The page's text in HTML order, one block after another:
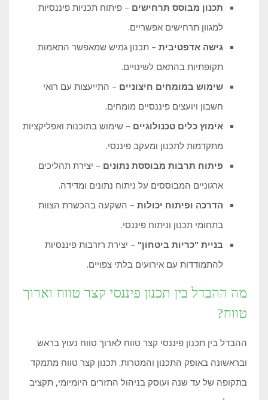
תכנון מבוסס תרחישים – פיתוח תכניות פיננסיות
למגוון תרחישים אפשריים.
גישה אדפטיבית – תכנון גמיש שמאפשר התאמות
תקופתיות בהתאם לשינויים.
שימוש במומחים חיצוניים – התייעצות עם רואי
חשבון ויועצים פיננסיים מומחים.
אימוץ כלים טכנולוגיים – שימוש בתוכנות ואפליקציות
מתקדמות לתכנון ומעקב פיננסי.
פיתוח תרבות מבוססת נתונים – יצירת תהליכים
ארגוניים המבוססים על ניתוח נתונים ומדידה.
הדרכה ופיתוח יכולות – השקעה בהכשרת הצוות
בתחומי תכנון וניתוח פיננסי.
בניית "כריות ביטחון" – יצירת רזרבות פיננסיות
להתמודדות עם אירועים בלתי צפויים.
מה ההבדל בין תכנון פיננסי קצר טווח וארוך
טווח?
ההבדל בין תכנון פיננסי קצר טווח לארוך טווח נעוץ בראש
ובראשונה באופק התכנון והמטרות. תכנון קצר טווח מתמקד
בתקופה של עד שנה ועוסק בניהול התזרים היומיומי, תקציב